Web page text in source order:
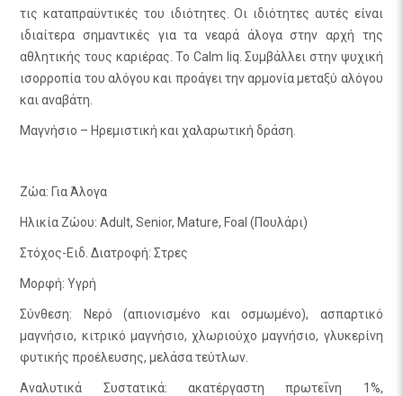
τις καταπραϋντικές του ιδιότητες. Οι ιδιότητες αυτές είναι
ιδιαίτερα σημαντικές για τα νεαρά άλογα στην αρχή της
αθλητικής τους καριέρας. Το Calm liq. Συμβάλλει στην ψυχική
ισορροπία του αλόγου και προάγει την αρμονία μεταξύ αλόγου
και αναβάτη.
Μαγνήσιο – Ηρεμιστική και χαλαρωτική δράση.
Ζώα: Για Άλογα
Ηλικία Ζώου: Adult, Senior, Mature, Foal (Πουλάρι)
Στόχος-Ειδ. Διατροφή: Στρες
Μορφή: Υγρή
Σύνθεση: Νερό (απιονισμένο και οσμωμένο), ασπαρτικό
μαγνήσιο, κιτρικό μαγνήσιο, χλωριούχο μαγνήσιο, γλυκερίνη
φυτικής προέλευσης, μελάσα τεύτλων.
Αναλυτικά Συστατικά: ακατέργαστη πρωτεΐνη 1%,